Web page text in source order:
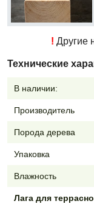
! Другие
Технические
В наличии:
Производитель
Порода дерева
Упаковка
Влажность
Лага для